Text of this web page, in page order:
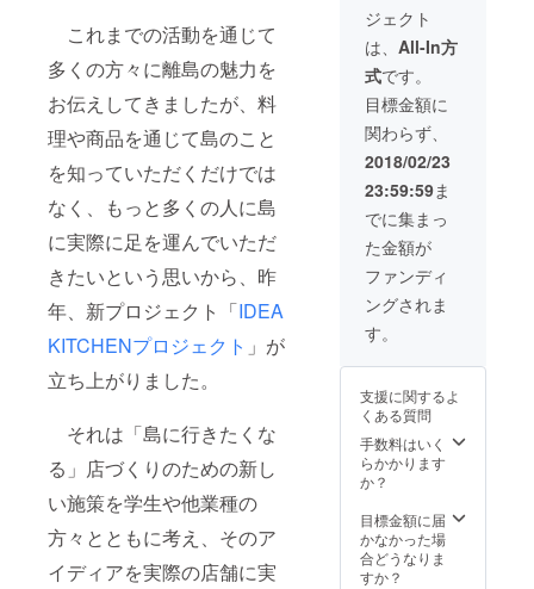
これまでの活動を通じて
多くの方々に離島の魅力を
お伝えしてきましたが、料
理や商品を通じて島のこと
を知っていただくだけでは
なく、もっと多くの人に島
に実際に足を運んでいただ
きたいという思いから、昨
年、新プロジェクト「IDEA
KITCHENプロジェクト 」が
立ち上がりました。
それは「島に行きたくな
る」店づくりのための新し
い施策を学生や他業種の
方々とともに考え、そのア
イディアを実際の店舗に実
レゼン
ト！ ■
有効期
限
2018年
4月30日
まで *画
像はイ
メージ
です。
実際の
内容と
は異な
りま
す。
ジェクト
は、 All-In方
式です。
目標金額に
関わらず、
2018/02/23
23:59:59ま
でに集まっ
た金額が
ファンディ
ングされま
す。
支援に関するよ
くある質問
手数料はいく
らかかります
か？
目標金額に届
かなかった場
合どうなりま
すか？